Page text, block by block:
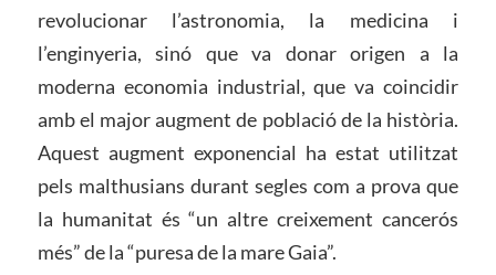
revolucionar l’astronomia, la medicina i
l’enginyeria, sinó que va donar origen a la
moderna economia industrial, que va coincidir
amb el major augment de població de la història.
Aquest augment exponencial ha estat utilitzat
pels malthusians durant segles com a prova que
la humanitat és “un altre creixement cancerós
més” de la “puresa de la mare Gaia”.